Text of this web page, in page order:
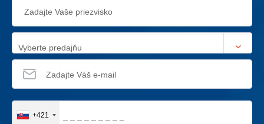
Vyberte predajňu
+421